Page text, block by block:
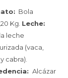
Bola
Kg. Leche:
leche
(vaca,
cabra).
Alcázar